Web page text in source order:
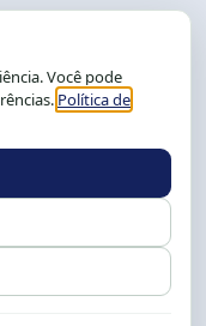
2104 ou 2105
às 17h.
Fale conosco